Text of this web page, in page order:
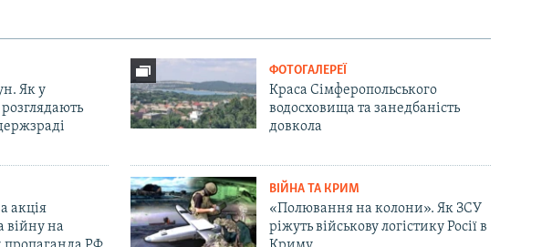
Як у
ФОТОГАЛЕРЕЇ
Краса Сімферопольського
водосховища та занедбаність
довкола
акція
війну на
ВІЙНА ТА КРИМ
«Полювання на колони». Як ЗСУ
ріжуть військову логістику Росії в